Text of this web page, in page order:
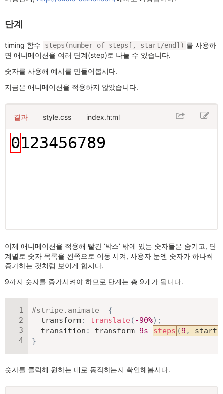
단계
timing 함수 steps(number of steps[, start/end]) 를 사용하
면 애니메이션을 여러 단계(step)로 나눌 수 있습니다.
숫자를 사용해 예시를 만들어봅시다.
지금은 애니메이션을 적용하지 않았습니다.
결과 style.css index.html
이제 애니메이션을 적용해 빨간 ‘박스’ 밖에 있는 숫자들은 숨기고, 단
계별로 숫자 목록을 왼쪽으로 이동 시켜, 사용자 눈엔 숫자가 하나씩
증가하는 것처럼 보이게 합시다.
9까지 숫자를 증가시켜야 하므로 단계는 총 9개가 됩니다.
#stripe .animate
{
transform: translate ( -90%) ;
transition : transform 9s steps (9 , start
}
숫자를 클릭해 원하는 대로 동작하는지 확인해봅시다.